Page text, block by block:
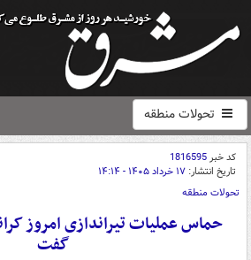
تحولات منطقه
کد خبر1816595
تاریخ انتشار: ۱۷ خرداد ۱۴۰۵ - ۱۴:۱۴
تحولات منطقه
حماس عملیات تیراندازی امروز
گفت